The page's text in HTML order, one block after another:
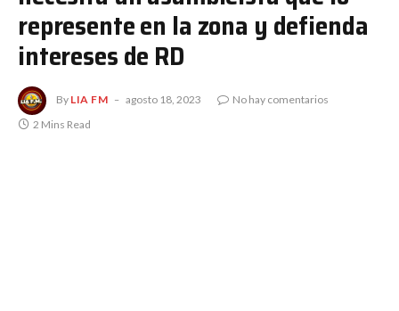
represente en la zona y defienda
intereses de RD
By LIA FM agosto 18, 2023
No hay comentarios
2 Mins Read